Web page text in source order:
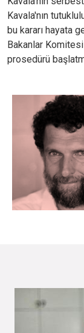
Kavala'nın
bu kararı hayata
Bakanlar Komitesi
prosedürü